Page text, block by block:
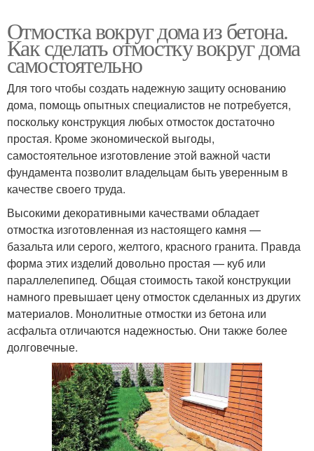
Отмостка вокруг дома из бетона.
Как сделать отмостку вокруг дома
самостоятельно
Для того чтобы создать надежную защиту основанию
дома, помощь опытных специалистов не потребуется,
поскольку конструкция любых отмосток достаточно
простая. Кроме экономической выгоды,
самостоятельное изготовление этой важной части
фундамента позволит владельцам быть уверенным в
качестве своего труда.
Высокими декоративными качествами обладает
отмостка изготовленная из настоящего камня —
базальта или серого, желтого, красного гранита. Правда
форма этих изделий довольно простая — куб или
параллелепипед. Общая стоимость такой конструкции
намного превышает цену отмосток сделанных из других
материалов. Монолитные отмостки из бетона или
асфальта отличаются надежностью. Они также более
долговечные.